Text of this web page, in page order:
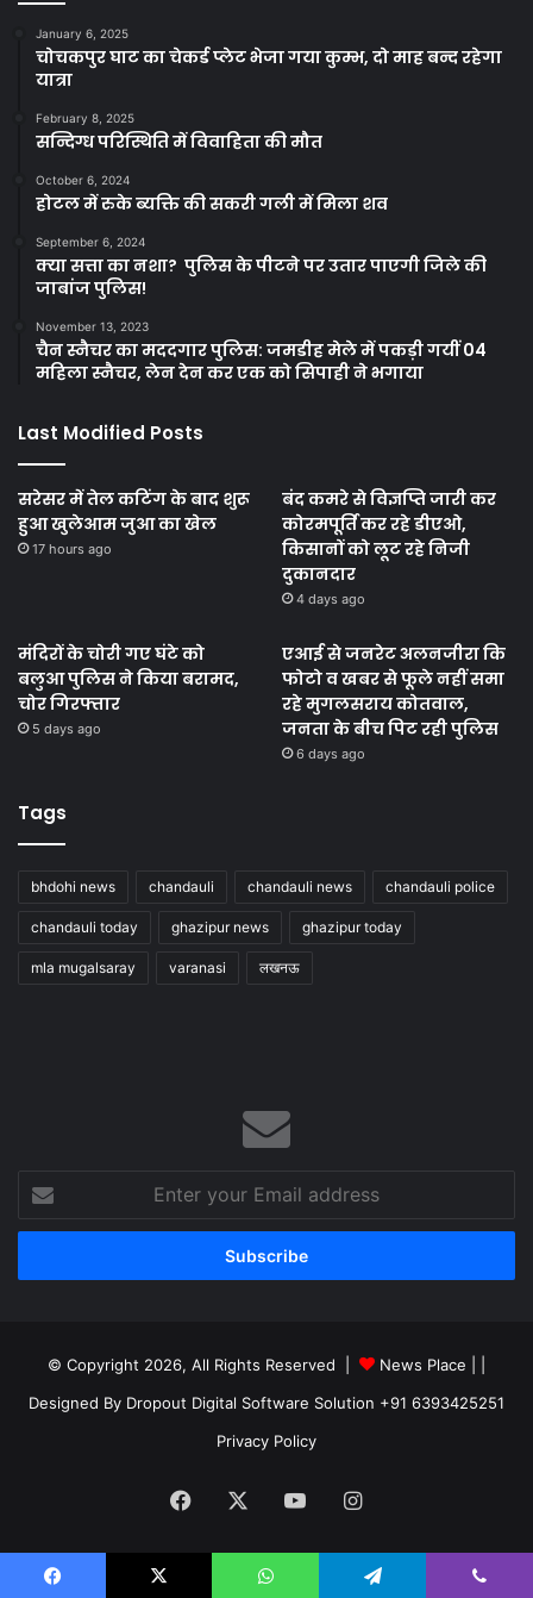
January 6, 2025
चोचकपुर घाट का चेकर्ड प्लेट भेजा गया कुम्भ, दो माह बन्द रहेगा
यात्रा
February 8, 2025
सन्दिग्ध परिस्थिति में विवाहिता की मौत
October 6, 2024
होटल में रुके ब्यक्ति की सकरी गली में मिला शव
September 6, 2024
क्या सत्ता का नशा? पुलिस के पीटने पर उतार पाएगी जिले की
जाबांज पुलिस!
November 13, 2023
चैन स्नैचर का मददगार पुलिस: जमडीह मेले में पकड़ी गयीं 04
महिला स्नैचर, लेन देन कर एक को सिपाही ने भगाया
Last Modified Posts
सरेसर में तेल कटिंग के बाद शुरू
हुआ खुलेआम जुआ का खेल
17 hours ago
बंद कमरे से विज्ञप्ति जारी कर
कोरमपूर्ति कर रहे डीएओ,
किसानों को लूट रहे निजी
दुकानदार
4 days ago
मंदिरों के चोरी गए घंटे को
बलुआ पुलिस ने किया बरामद,
चोर गिरफ्तार
5 days ago
एआई से जनरेट अलनजीरा कि
फोटो व खबर से फूले नहीं समा
रहे मुगलसराय कोतवाल,
जनता के बीच पिट रही पुलिस
6 days ago
Tags
bhdohi news chandauli chandauli news chandauli police
chandauli today ghazipur news ghazipur today
mla mugalsaray varanasi लखनऊ
your
Email
© Copyright 2026, All Rights Reserved | News Place |
Designed By Dropout Digital Software Solution +91 6393425251
Privacy Policy
Facebook YouTubeInstagram